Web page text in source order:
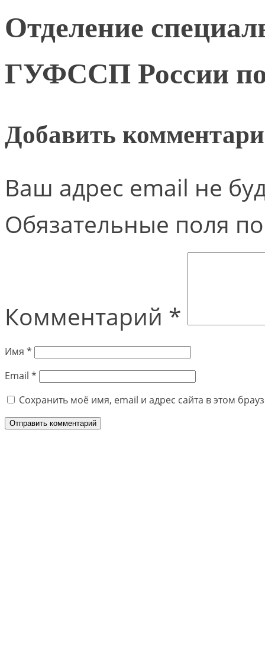
Отделение
ГУФССП России по
Добавить
Ваш адрес email не
Обязательные поля
Комментарий *
Имя *
Email *
Сохранить моё имя, email и адрес сайта в этом